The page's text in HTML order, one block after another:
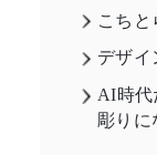
こちと
デザイ
AI時代
彫りに